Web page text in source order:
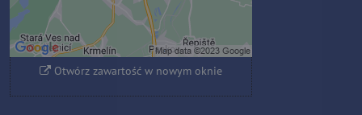
Zezwalaj zawsze - zgadzam się z
typem pliku cookie: Funkcjonalny
Otwórz zawartość w nowym oknie